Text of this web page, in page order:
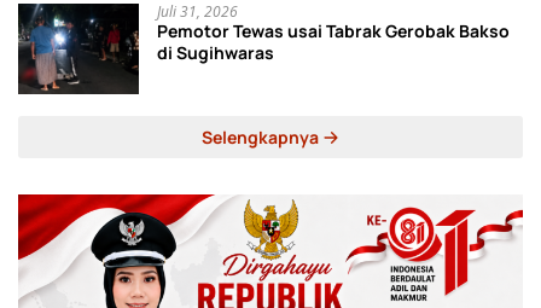
Juli 31, 2026
Pemotor Tewas usai Tabrak Gerobak Bakso
di Sugihwaras
Selengkapnya